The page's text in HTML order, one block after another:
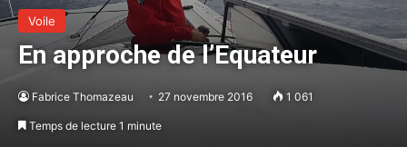
Voile
En approche de l’Equateur
Fabrice Thomazeau 27 novembre 2016 1 061
Temps de lecture 1 minute